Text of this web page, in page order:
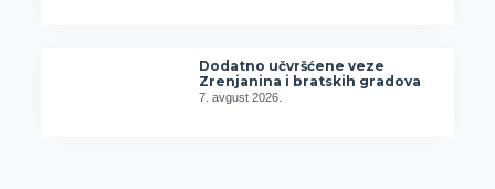
Dodatno učvršćene veze
Zrenjanina i bratskih gradova
7. avgust 2026.